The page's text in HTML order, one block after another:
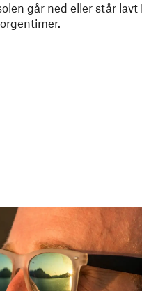
går ned eller står lavt